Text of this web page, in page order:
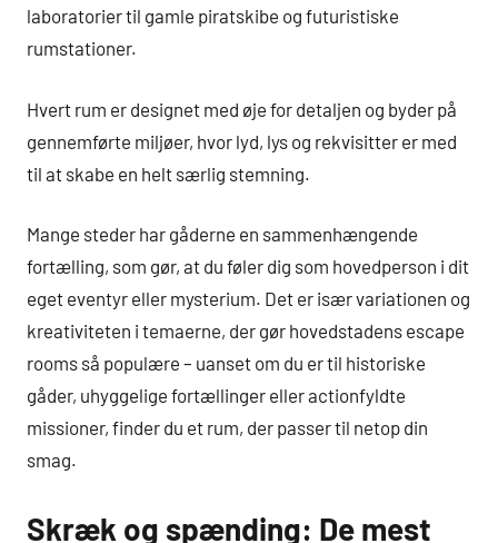
laboratorier til gamle piratskibe og futuristiske
rumstationer.
Hvert rum er designet med øje for detaljen og byder på
gennemførte miljøer, hvor lyd, lys og rekvisitter er med
til at skabe en helt særlig stemning.
Mange steder har gåderne en sammenhængende
fortælling, som gør, at du føler dig som hovedperson i dit
eget eventyr eller mysterium. Det er især variationen og
kreativiteten i temaerne, der gør hovedstadens escape
rooms så populære – uanset om du er til historiske
gåder, uhyggelige fortællinger eller actionfyldte
missioner, finder du et rum, der passer til netop din
smag.
Skræk og spænding: De mest